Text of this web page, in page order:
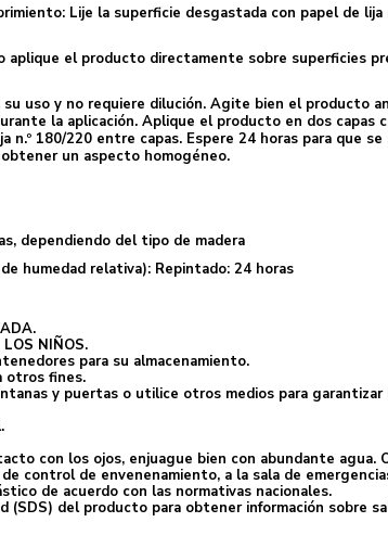
Lije la superficie desgastada con papel de lija
aplique el producto directamente sobre superficies
uso y no requiere dilución. Agite bien el producto
la aplicación. Aplique el producto en dos capas
n.º 180/220 entre capas. Espere 24 horas para que
un aspecto homogéneo.
dependiendo del tipo de madera
humedad relativa): Repintado: 24 horas
NIÑOS.
para su almacenamiento.
otros fines.
y puertas o utilice otros medios para
con los ojos, enjuague bien con abundante
control de envenenamiento, a la sala de
de acuerdo con las normativas nacionales.
(SDS) del producto para obtener información sobre